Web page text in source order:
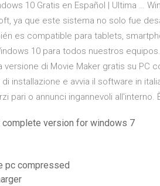
10 Gratis en Español | Ultima …
ya que este sistema no solo fue
es compatible para tablets,
10 para todos nuestros
di Movie Maker gratis su PC
installazione e avvia il software in
pari o annunci ingannevoli all'interno.
version for windows 7
pc compressed